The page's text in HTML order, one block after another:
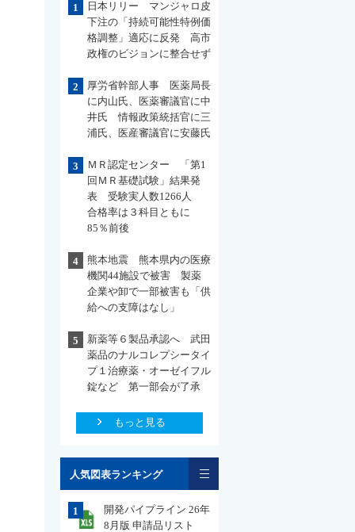
1
日本リリー マンジャロ皮
下注の「持続可能性特例価
格調整」適応に反発 高市
政権のビジョンに整合せず
2
厚労省幹部人事 医薬局長
に内山氏、医薬審議官に中
井氏 情報政策統括官に三
浦氏、医産審議官に安藤氏
3
ＭＲ認定センター 「第1
回ＭＲ基礎試験」結果発
表 受験実人数1266人
合格率は３科目ともに
85％前後
4
熊本地震 熊本県内の医療
機関44施設で被害 製薬
企業や卸で一部被害も「供
給への支障はなし」
5
新薬等６製品承認へ 武田
薬品のナルコレプシータイ
プ１治療薬・オーゼイフル
錠など 第一部会が了承
もっと見る
人気図表ランキング
1
開発パイプライン 26年
8月版 申請品リスト